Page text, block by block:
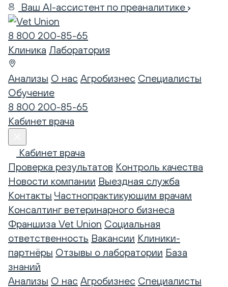
Ваш AI-ассистент по преаналитике
8 800 200-85-65
Клиника Лаборатория
Анализы О нас Агробизнес Специалисты
Обучение
8 800 200-85-65
Кабинет врача
Кабинет врача
Проверка результатов Контроль качества
Новости компании Выездная служба
Контакты Частнопрактикующим врачам
Консалтинг ветеринарного бизнеса
Франшиза Vet Union Социальная
ответственность Вакансии Клиники-
партнёры Отзывы о лаборатории База
знаний
Анализы О нас Агробизнес Специалисты